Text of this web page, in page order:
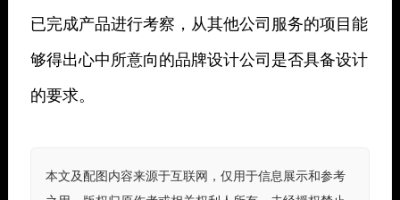
已完成产品进行考察，从其他公司服务的项目能
够得出心中所意向的品牌设计公司是否具备设计
的要求。
本文及配图内容来源于互联网，仅用于信息展示和参考